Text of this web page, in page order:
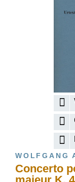
WOLFGANG
Concerto